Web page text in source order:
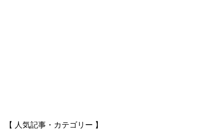
【 人気記事・カテゴリー 】